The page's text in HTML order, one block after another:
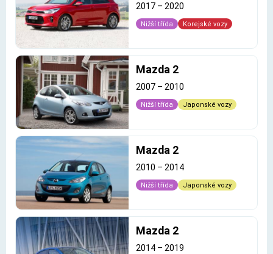
2017 – 2020
Nižší třída Korejské vozy
Mazda 2
2007 – 2010
Nižší třída Japonské vozy
Mazda 2
2010 – 2014
Nižší třída Japonské vozy
Mazda 2
2014 – 2019